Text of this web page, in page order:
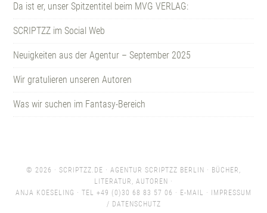
Da ist er, unser Spitzentitel beim MVG VERLAG:
SCRIPTZZ im Social Web
Neuigkeiten aus der Agentur – September 2025
Wir gratulieren unseren Autoren
Was wir suchen im Fantasy-Bereich
© 2026 · SCRIPTZZ.DE · AGENTUR SCRIPTZZ BERLIN · BÜCHER,
LITERATUR, AUTOREN ·
ANJA KOESELING · TEL +49 (0)30 68 83 57 06 · E-MAIL ·
IMPRESSUM
/ DATENSCHUTZ